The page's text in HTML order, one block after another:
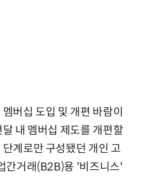
버십 도입 및 개편 바람이
내 멤버십 제도를 개편할
계로만 구성됐던 개인 고
간거래(B2B)용 '비즈니스'